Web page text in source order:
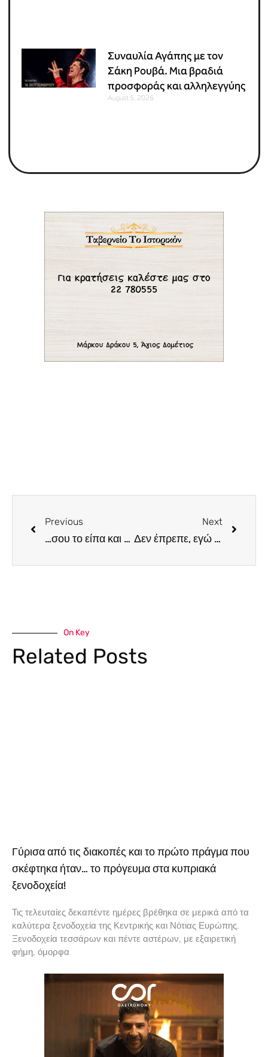
Συναυλία Αγάπης με τον
Σάκη Ρουβά. Μια βραδιά
προσφοράς και αλληλεγγύης
August 5, 2026
Previous
…σου το είπα και τις προάλλες, ότι αν ξανασυμβεί αυτό, παίρνεις τα παπούτσια σου και φεύγεις…
Next
Δεν έπρεπε, εγώ ως καταναλωτής να γνώριζα σε τι αντιστοιχούν τα €26 του πιάτου…αν ήξερα ότι αντιστοιχούν στη μικροσκοπική μερίδα των 125 γραμμαρίων πρωτεΐνης δε θα παράγγελνα το πιάτο
On Key
Related Posts
Γύρισα από τις διακοπές και το πρώτο πράγμα που
σκέφτηκα ήταν… το πρόγευμα στα κυπριακά
ξενοδοχεία!
Τις τελευταίες δεκαπέντε ημέρες βρέθηκα σε μερικά από τα
καλύτερα ξενοδοχεία της Κεντρικής και Νότιας Ευρώπης.
Ξενοδοχεία τεσσάρων και πέντε αστέρων, με εξαιρετική
φήμη, όμορφα